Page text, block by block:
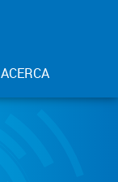
ACERCA